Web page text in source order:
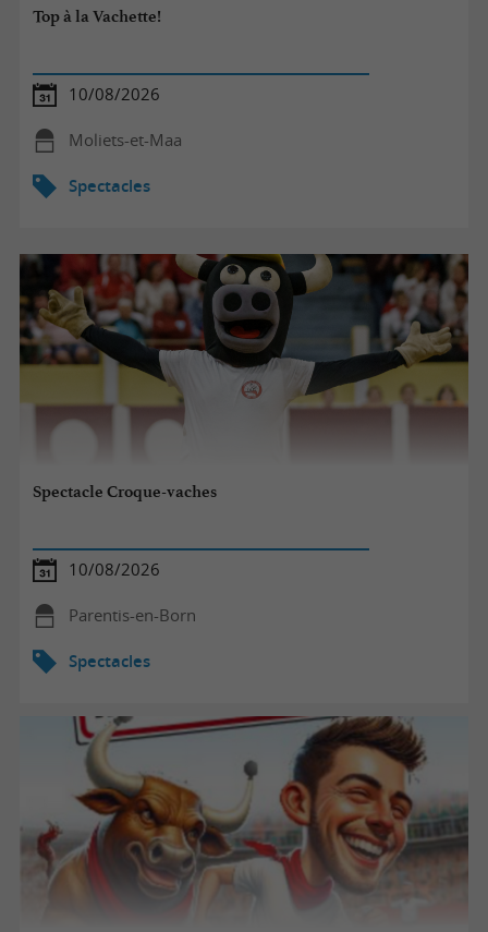
Top à la Vachette!
10/08/2026
Moliets-et-Maa
Spectacles
Spectacle Croque-vaches
10/08/2026
Parentis-en-Born
Spectacles